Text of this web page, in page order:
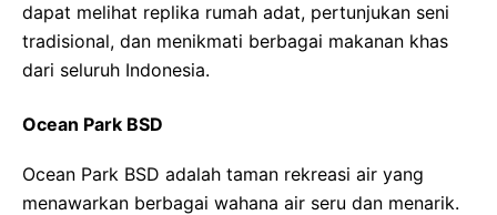
dapat melihat replika rumah adat, pertunjukan seni
tradisional, dan menikmati berbagai makanan khas
dari seluruh Indonesia.
Ocean Park BSD
Ocean Park BSD adalah taman rekreasi air yang
menawarkan berbagai wahana air seru dan menarik.